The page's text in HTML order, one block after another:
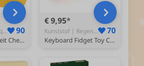
Plastic | Kaas - Squishy 90
Premium Kwaliteit Cheese Squishy / Kaas Stressbal | Anti Stress Speelgoed | Tik-Tok Fidget - Geel
€ 9,95
Kunststof | Regenboog - Fidget 70
Keyboard Fidget Toy Clicker met LED Verlichting – Toetsenbord Fidget Sleutelhanger – Anti Stress Speelgoed voor Volwassenen & Kinderen – - Transparant met multicolor lampjes